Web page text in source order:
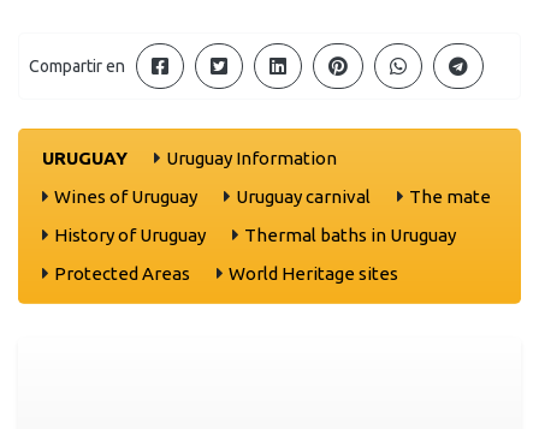
Compartir en
URUGUAY
Uruguay Information
Wines of Uruguay
Uruguay carnival
The mate
History of Uruguay
Thermal baths in Uruguay
Protected Areas
World Heritage sites